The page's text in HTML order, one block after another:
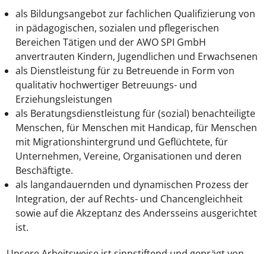
als Bildungsangebot zur fachlichen Qualifizierung von
in pädagogischen, sozialen und pflegerischen
Bereichen Tätigen und der AWO SPI GmbH
anvertrauten Kindern, Jugendlichen und Erwachsenen
als Dienstleistung für zu Betreuende in Form von
qualitativ hochwertiger Betreuungs- und
Erziehungsleistungen
als Beratungsdienstleistung für (sozial) benachteiligte
Menschen, für Menschen mit Handicap, für Menschen
mit Migrationshintergrund und Geflüchtete, für
Unternehmen, Vereine, Organisationen und deren
Beschäftigte.
als langandauernden und dynamischen Prozess der
Integration, der auf Rechts- und Chancengleichheit
sowie auf die Akzeptanz des Andersseins ausgerichtet
ist.